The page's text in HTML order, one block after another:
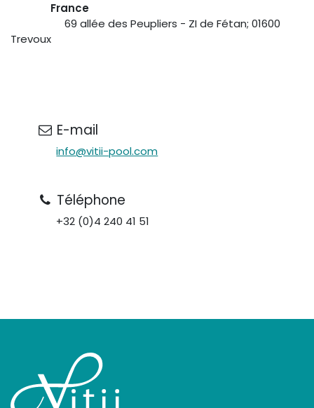
​ France
​​69 allée des Peupliers - ZI de Fétan; 01600
Trevoux
E-mail
info@vitii-pool.com
Téléphone
+32 (0)4 240 41 51